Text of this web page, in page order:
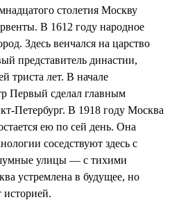
столетия Москву
В 1612 году народное
Здесь венчался на царство
представитель династии,
триста лет. В начале
Первый сделал главным
Петербург. В 1918 году Москва
ею по сей день. Она
соседствуют здесь с
улицы — с тихими
устремлена в будущее, но